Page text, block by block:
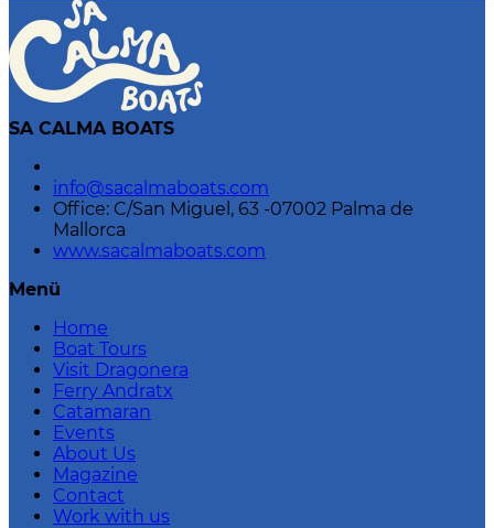
SA CALMA BOATS
info@sacalmaboats.com
Office: C/San Miguel, 63 -07002 Palma de
Mallorca
www.sacalmaboats.com
Menü
Home
Boat Tours
Visit Dragonera
Ferry Andratx
Catamaran
Events
About Us
Magazine
Contact
Work with us